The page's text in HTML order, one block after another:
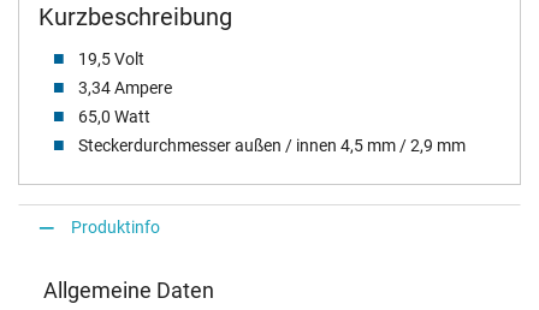
Kurzbeschreibung
19,5 Volt
3,34 Ampere
65,0 Watt
Steckerdurchmesser außen / innen 4,5 mm / 2,9 mm
Produktinfo
Allgemeine Daten